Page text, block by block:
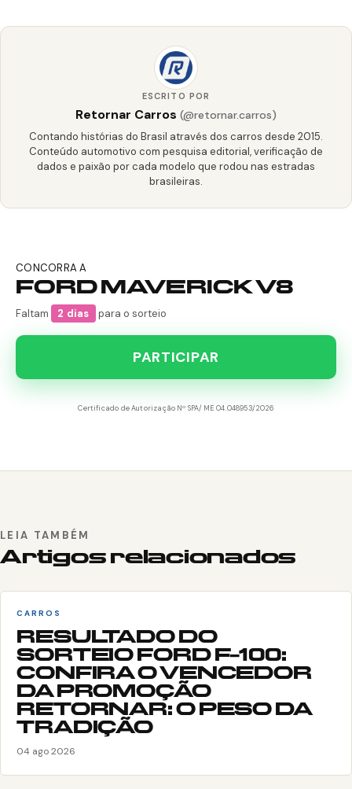
ESCRITO POR
Retornar Carros (@retornar.carros)
Contando histórias do Brasil através dos carros desde 2015.
Conteúdo automotivo com pesquisa editorial, verificação de
dados e paixão por cada modelo que rodou nas estradas
brasileiras.
CONCORRA A
FORD MAVERICK V8
Faltam 2 dias para o sorteio
PARTICIPAR
Certificado de Autorização Nº SPA/ME 04.048953/2026
LEIA TAMBÉM
Artigos relacionados
CARROS
RESULTADO DO
SORTEIO FORD F-100:
CONFIRA O VENCEDOR
DA PROMOÇÃO
RETORNAR: O PESO DA
TRADIÇÃO
04 ago 2026